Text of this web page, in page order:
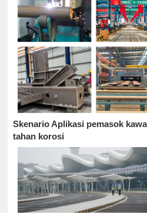
Skenario Aplikasi pemasok
tahan korosi